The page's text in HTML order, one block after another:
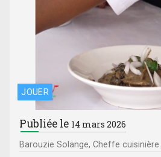
JOUER
Publiée le 14 mars 2026
Barouzie Solange, Cheffe cuisinière...